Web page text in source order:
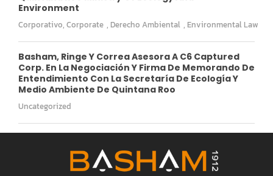
Environment
Corporativo, Corporate , Derecho Ambiental , Environmental Law
Basham, Ringe Y Correa Asesora A C6 Captured
Corp. En La Negociación Y Firma De Memorando De
Entendimiento Con La Secretaría De Ecología Y
Medio Ambiente De Quintana Roo
Uncategorized